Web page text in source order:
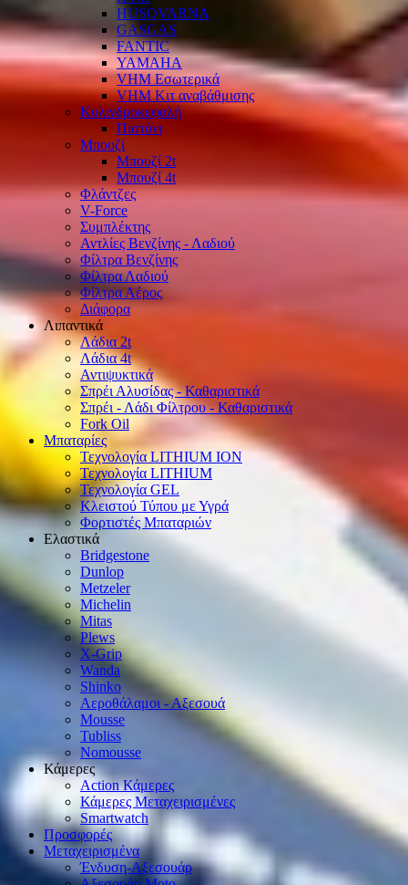
HUSQVARNA
GASGAS
FANTIC
YAMAHA
VHM Εσωτερικά
VHM Κιτ αναβάθμισης
Κυλινδροκεφαλή
Πιστόνι
Μπουζί
Μπουζί 2t
Μπουζί 4t
Φλάντζες
V-Force
Συμπλέκτης
Αντλίες Βενζίνης - Λαδιού
Φίλτρα Βενζίνης
Φίλτρα Λαδιού
Φίλτρα Αέρος
Διάφορα
Λιπαντικά
Λάδια 2t
Λάδια 4t
Αντιψυκτικά
Σπρέι Αλυσίδας - Καθαριστικά
Σπρέι - Λάδι Φίλτρου - Καθαριστικά
Fork Oil
Μπαταρίες
Τεχνολογία LITHIUM ION
Τεχνολογία LITHIUM
Τεχνολογία GEL
Κλειστού Τύπου με Υγρά
Φορτιστές Μπαταριών
Ελαστικά
Bridgestone
Dunlop
Metzeler
Michelin
Mitas
Plews
X-Grip
Wanda
Shinko
Αεροθάλαμοι - Αξεσουά
Mousse
Tubliss
Nomousse
Κάμερες
Action Κάμερες
Κάμερες Μεταχειρισμένες
Smartwatch
Προσφορές
Μεταχειρισμένα
Ένδυση-Αξεσουάρ